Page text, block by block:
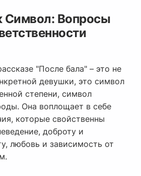
Символ: Вопросы
"После бала" – это не
девушки, это символ
степени, символ
Она воплощает в себе
которые свойственны
доброту и
любовь и зависимость от